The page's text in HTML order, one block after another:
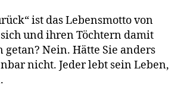
ist das Lebensmotto von
und ihren Töchtern damit
Nein. Hätte Sie anders
nicht. Jeder lebt sein Leben,